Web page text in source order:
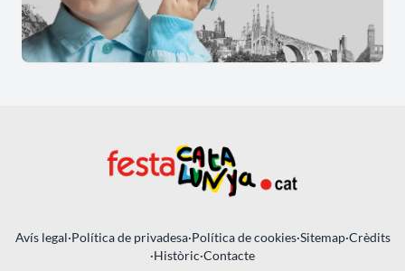
Avís legal·Política de privadesa·Política de cookies·Sitemap·Crèdits
·Històric·Contacte